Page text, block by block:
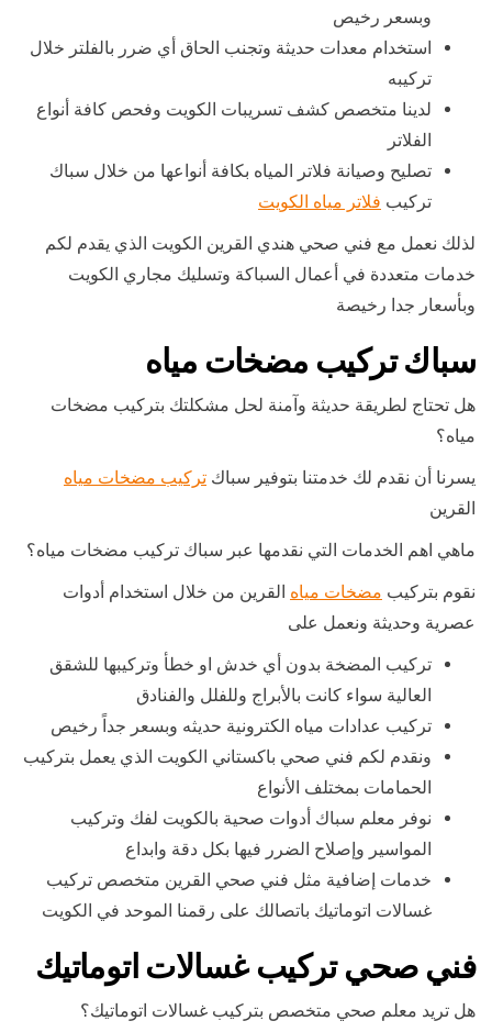
وبسعر رخيص
استخدام معدات حديثة وتجنب الحاق أي ضرر بالفلتر خلال
تركيبه
لدينا متخصص كشف تسريبات الكويت وفحص كافة أنواع
الفلاتر
تصليح وصيانة فلاتر المياه بكافة أنواعها من خلال سباك
تركيب فلاتر مياه الكويت
لذلك نعمل مع فني صحي هندي القرين الكويت الذي يقدم لكم
خدمات متعددة في أعمال السباكة وتسليك مجاري الكويت
وبأسعار جدا رخيصة
سباك تركيب مضخات مياه
هل تحتاج لطريقة حديثة وآمنة لحل مشكلتك بتركيب مضخات
مياه؟
يسرنا أن نقدم لك خدمتنا بتوفير سباك تركيب مضخات مياه
القرين
ماهي اهم الخدمات التي نقدمها عبر سباك تركيب مضخات مياه؟
نقوم بتركيب مضخات مياه القرين من خلال استخدام أدوات
عصرية وحديثة ونعمل على
تركيب المضخة بدون أي خدش او خطأ وتركيبها للشقق
العالية سواء كانت بالأبراج وللفلل والفنادق
تركيب عدادات مياه الكترونية حديثه وبسعر جداً رخيص
ونقدم لكم فني صحي باكستاني الكويت الذي يعمل بتركيب
الحمامات بمختلف الأنواع
نوفر معلم سباك أدوات صحية بالكويت لفك وتركيب
المواسير وإصلاح الضرر فيها بكل دقة وابداع
خدمات إضافية مثل فني صحي القرين متخصص تركيب
غسالات اتوماتيك باتصالك على رقمنا الموحد في الكويت
فني صحي تركيب غسالات اتوماتيك
هل تريد معلم صحي متخصص بتركيب غسالات اتوماتيك؟